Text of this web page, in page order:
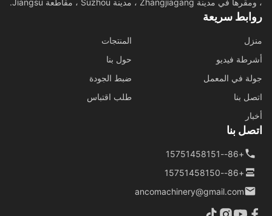
سريعة
المنتجات
فيديو
حول بنا
في المعمل
ضبط الجودة
بنا
طلب اقتباس
بنا
ancomachinery@gmail.com